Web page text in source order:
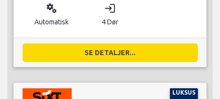
miscellaneous_services
Automatisk
login
4 Dør
SE DETALJER...
LUKSUS